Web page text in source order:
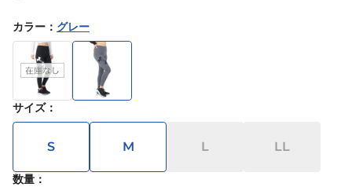
カラー ： グレー
サイズ：
S M L LL
数量：